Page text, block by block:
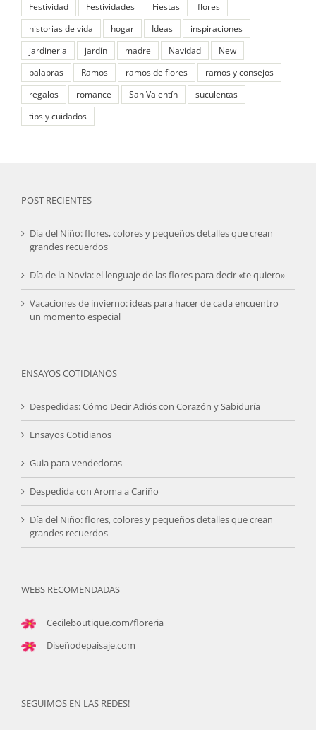
Festividad
Festividades Fiestas
flores
historias de vida
hogar Ideas
inspiraciones
jardineria
jardín madre Navidad
New
palabras
Ramos ramos de flores
ramos y consejos
regalos
romance San Valentín
suculentas
tips y cuidados
POST RECIENTES
Día del Niño: flores, colores y pequeños detalles que crean
grandes recuerdos
Día de la Novia: el lenguaje de las flores para decir «te quiero»
Vacaciones de invierno: ideas para hacer de cada encuentro
un momento especial
ENSAYOS COTIDIANOS
Despedidas: Cómo Decir Adiós con Corazón y Sabiduría
Ensayos Cotidianos
Guia para vendedoras
Despedida con Aroma a Cariño
Día del Niño: flores, colores y pequeños detalles que crean
grandes recuerdos
WEBS RECOMENDADAS
Cecileboutique.com/floreria
Diseñodepaisaje.com
SEGUIMOS EN LAS REDES!